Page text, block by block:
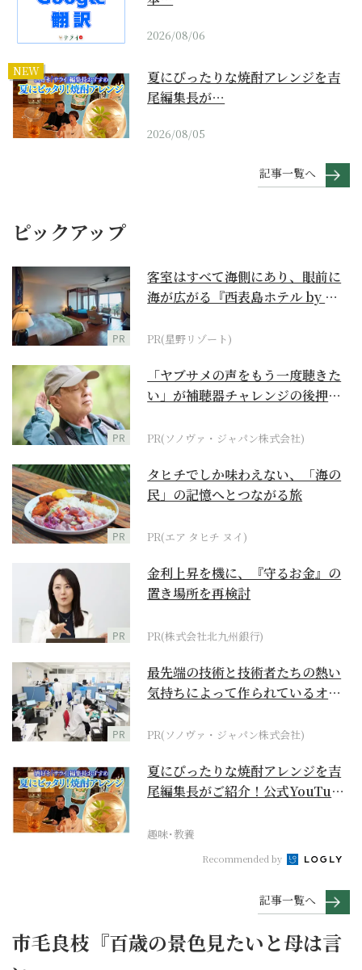
2026/08/06
NEW
夏にぴったりな焼酎アレンジを吉
尾編集長が…
2026/08/05
記事一覧へ
ピックアップ
PR
客室はすべて海側にあり、眼前に
海が広がる『西表島ホテル by 星
PR(星野リゾート)
PR
「ヤブサメの声をもう一度聴きた
い」が補聴器チャレンジの後押し
PR(ソノヴァ・ジャパン株式会社)
PR
タヒチでしか味わえない、「海の
民」の記憶へとつながる旅
PR(エア タヒチ ヌイ)
PR
金利上昇を機に、『守るお金』の
置き場所を再検討
PR(株式会社北九州銀行)
PR
最先端の技術と技術者たちの熱い
気持ちによって作られているオー
PR(ソノヴァ・ジャパン株式会社)
夏にぴったりな焼酎アレンジを吉
尾編集長がご紹介！公式YouTube
趣味･教養
Recommended by
記事一覧へ
市毛良枝『百歳の景色見たいと母は言